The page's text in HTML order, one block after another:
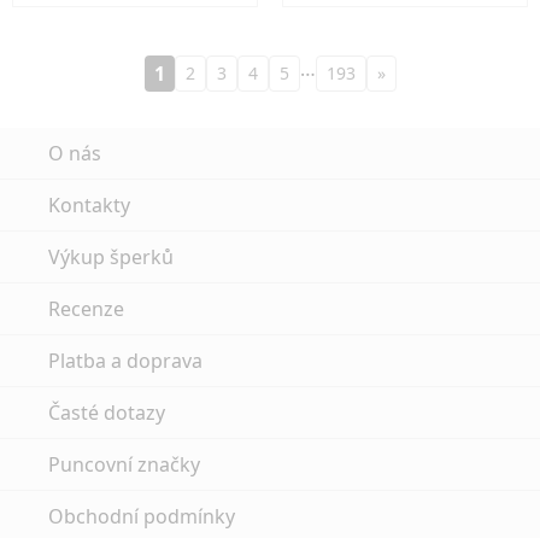
1 2 3 4 5 … 193 »
O nás
Kontakty
Výkup šperků
Recenze
Platba a doprava
Časté dotazy
Puncovní značky
Obchodní podmínky